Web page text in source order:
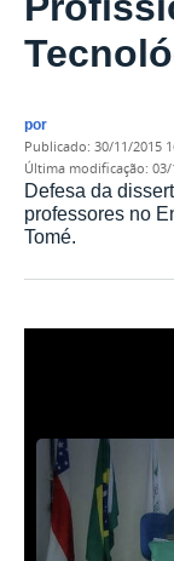
por
publicado: 30/11/2015
última modificação: 03/
Defesa da
professores no
Tomé.